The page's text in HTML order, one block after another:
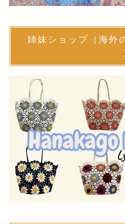
姉妹ショップ（海外